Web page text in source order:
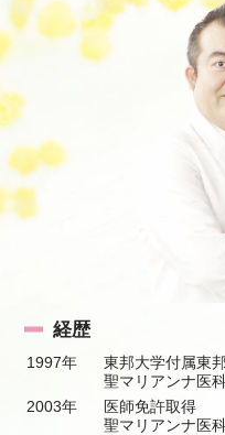
経歴
1997年
東邦大学付属東
聖マリアンナ医
2003年
医師免許取得
聖マリアンナ医